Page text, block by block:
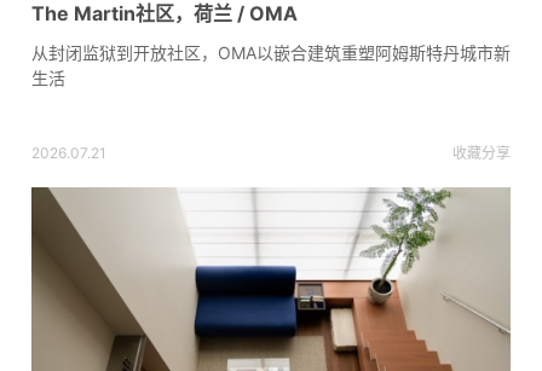
The Martin社区，荷兰 / OMA
从封闭监狱到开放社区，OMA以嵌合建筑重塑阿姆斯特丹城市新
生活
2026.07.21 收藏分享